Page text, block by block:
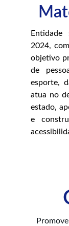
2024,
objetivo
de
esporte,
atua no
estado,
e